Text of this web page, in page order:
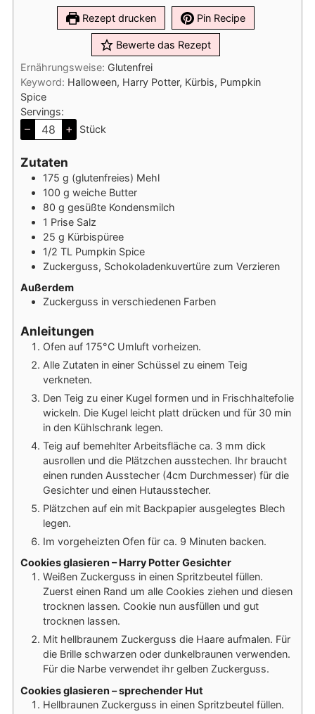
Rezept drucken Pin Recipe
Bewerte das Rezept
Ernährungsweise: Glutenfrei
Keyword: Halloween, Harry Potter, Kürbis, Pumpkin
Spice
Servings:
– + Stück
Zutaten
175 g (glutenfreies) Mehl
100 g weiche Butter
80 g gesüßte Kondensmilch
1 Prise Salz
25 g Kürbispüree
1/2 TL Pumpkin Spice
Zuckerguss, Schokoladenkuvertüre zum Verzieren
Außerdem
Zuckerguss in verschiedenen Farben
Anleitungen
Ofen auf 175°C Umluft vorheizen.
Alle Zutaten in einer Schüssel zu einem Teig
verkneten.
Den Teig zu einer Kugel formen und in Frischhaltefolie
wickeln. Die Kugel leicht platt drücken und für 30 min
in den Kühlschrank legen.
Teig auf bemehlter Arbeitsfläche ca. 3 mm dick
ausrollen und die Plätzchen ausstechen. Ihr braucht
einen runden Ausstecher (4cm Durchmesser) für die
Gesichter und einen Hutausstecher.
Plätzchen auf ein mit Backpapier ausgelegtes Blech
legen.
Im vorgeheizten Ofen für ca. 9 Minuten backen.
Cookies glasieren – Harry Potter Gesichter
Weißen Zuckerguss in einen Spritzbeutel füllen.
Zuerst einen Rand um alle Cookies ziehen und diesen
trocknen lassen. Cookie nun ausfüllen und gut
trocknen lassen.
Mit hellbraunem Zuckerguss die Haare aufmalen. Für
die Brille schwarzen oder dunkelbraunen verwenden.
Für die Narbe verwendet ihr gelben Zuckerguss.
Cookies glasieren – sprechender Hut
Hellbraunen Zuckerguss in einen Spritzbeutel füllen.